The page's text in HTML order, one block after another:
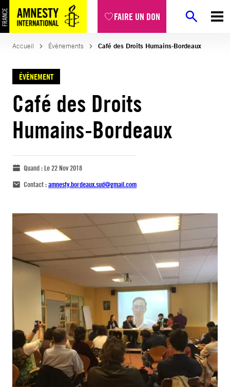
FAIRE UN DON
Accueil Évènements Café des Droits Humains-Bordeaux
ÉVÈNEMENT
Café des Droits
Humains-Bordeaux
Quand :Le 22 Nov 2018
Contact :amnesty.bordeaux.sud@gmail.com